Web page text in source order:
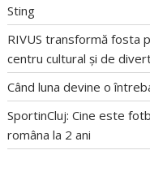
Sting
RIVUS transformă fosta
centru cultural și de
Când luna devine o
SportinCluj: Cine este
româna la 2 ani